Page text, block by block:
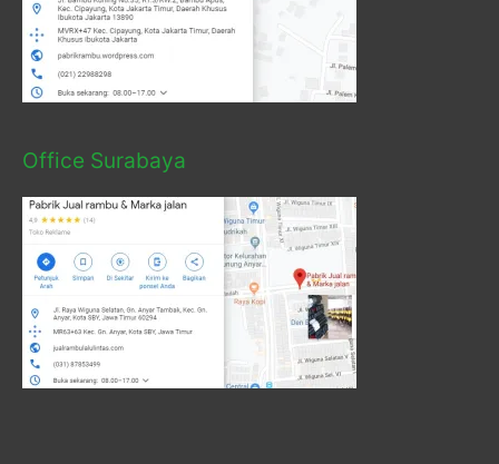
Office Surabaya